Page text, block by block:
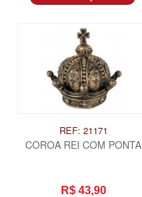
REF: 21171
COROA REI COM PONTA
R$ 43,90